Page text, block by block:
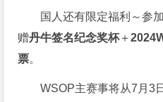
国人还有限定福利～参
赠丹牛签名纪念奖杯＋
票。
WSOP主赛事将从7月3